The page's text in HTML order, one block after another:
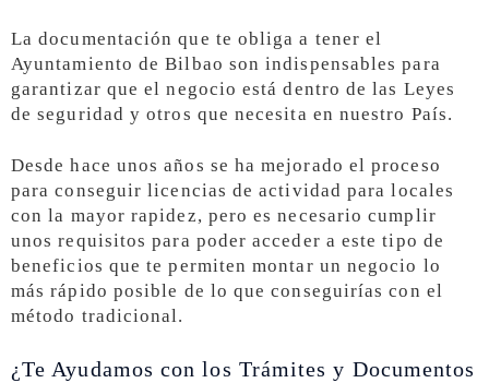
La documentación que te obliga a tener el
Ayuntamiento de Bilbao son indispensables para
garantizar que el negocio está dentro de las Leyes
de seguridad y otros que necesita en nuestro País.
Desde hace unos años se ha mejorado el proceso
para conseguir licencias de actividad para locales
con la mayor rapidez, pero es necesario cumplir
unos requisitos para poder acceder a este tipo de
beneficios que te permiten montar un negocio lo
más rápido posible de lo que conseguirías con el
método tradicional.
¿Te Ayudamos con los Trámites y Documentos